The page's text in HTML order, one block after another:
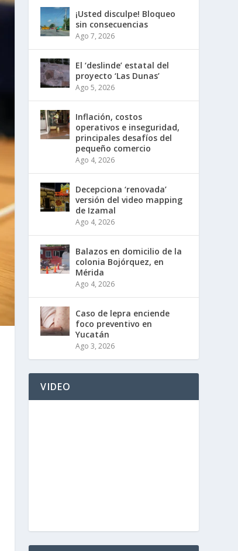
¡Usted disculpe! Bloqueo
sin consecuencias
Ago 7, 2026
El ‘deslinde’ estatal del
proyecto ‘Las Dunas’
Ago 5, 2026
Inflación, costos
operativos e inseguridad,
principales desafíos del
pequeño comercio
Ago 4, 2026
Decepciona ‘renovada’
versión del video mapping
de Izamal
Ago 4, 2026
Balazos en domicilio de la
colonia Bojórquez, en
Mérida
Ago 4, 2026
Caso de lepra enciende
foco preventivo en
Yucatán
Ago 3, 2026
VIDEO